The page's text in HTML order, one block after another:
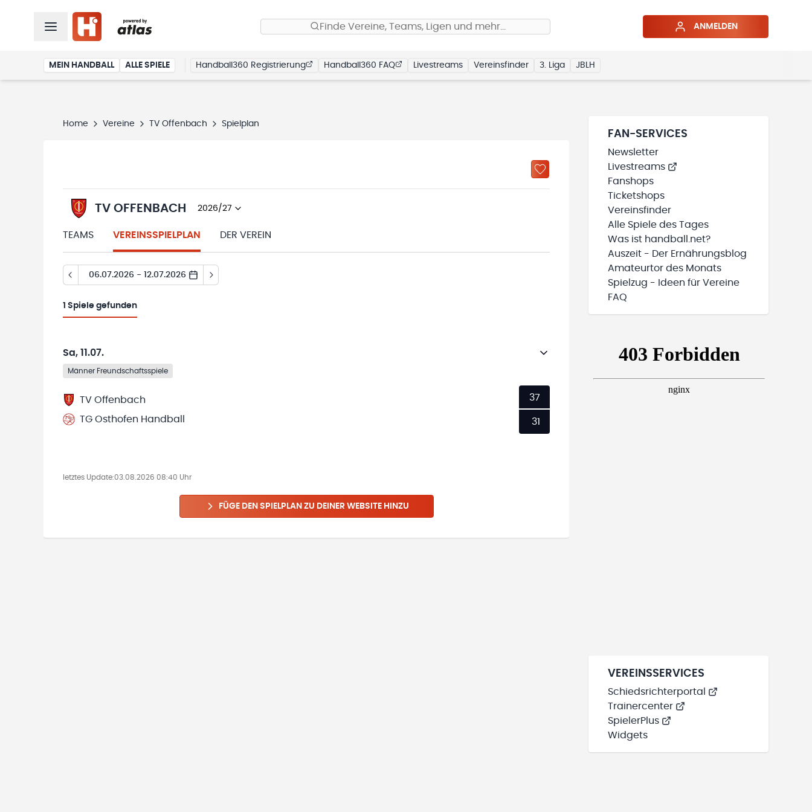
Finde Vereine, Teams, Ligen und mehr… ANMELDEN
MEIN HANDBALL ALLE SPIELE Handball360 Registrierung Handball360 FAQ Livestreams Vereinsfinder 3. Liga JBLH
Home Vereine TV Offenbach Spielplan
TV OFFENBACH 2026/27
TEAMS VEREINSSPIELPLAN DER VEREIN
06.07.2026 - 12.07.2026
1 Spiele gefunden
Sa, 11.07.
Männer Freundschaftsspiele
TV Offenbach
TG Osthofen Handball
37
31
letztes Update:03.08.2026 08:40 Uhr
FÜGE DEN SPIELPLAN ZU DEINER WEBSITE HINZU
FAN-SERVICES
Newsletter
Livestreams
Fanshops
Ticketshops
Vereinsfinder
Alle Spiele des Tages
Was ist handball.net?
Auszeit - Der Ernährungsblog
Amateurtor des Monats
Spielzug - Ideen für Vereine
FAQ
VEREINSSERVICES
Schiedsrichterportal
Trainercenter
SpielerPlus
Widgets